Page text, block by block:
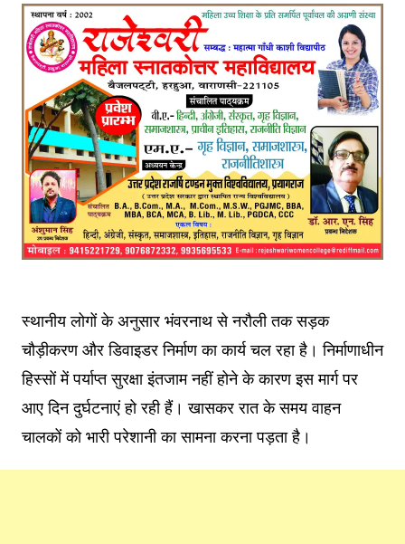
स्थानीय लोगों के अनुसार भंवरनाथ से नरौली तक सड़क
चौड़ीकरण और डिवाइडर निर्माण का कार्य चल रहा है। निर्माणाधीन
हिस्सों में पर्याप्त सुरक्षा इंतजाम नहीं होने के कारण इस मार्ग पर
आए दिन दुर्घटनाएं हो रही हैं। खासकर रात के समय वाहन
चालकों को भारी परेशानी का सामना करना पड़ता है।